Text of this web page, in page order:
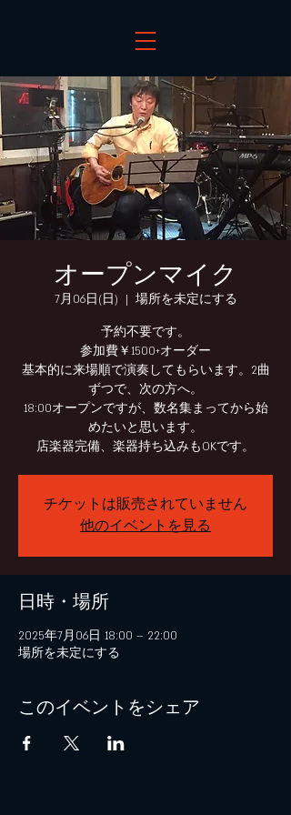
オープンマイク
7月06日(日)
  |
場所を未定にする
予約不要です。
参加費￥1500+オーダー
基本的に来場順で演奏してもらいます。2曲
ずつで、次の方へ。
18:00オープンですが、数名集まってから始
めたいと思います。
チケットは販売されていません
他のイベントを見る
日時・場所
2025年7月06日 18:00 – 22:00
場所を未定にする
このイベントをシェア